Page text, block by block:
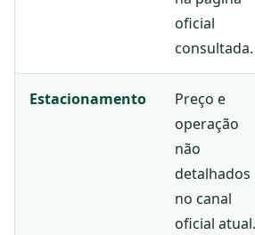
oficial
consultada.
Estacionamento
Preço e
operação
não
detalhados
no canal
oficial atual.